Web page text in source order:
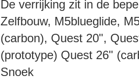
De verrijking zit in de
Zelfbouw, M5blueglide,
(carbon), Quest 20",
(prototype) Quest 26"
Snoek